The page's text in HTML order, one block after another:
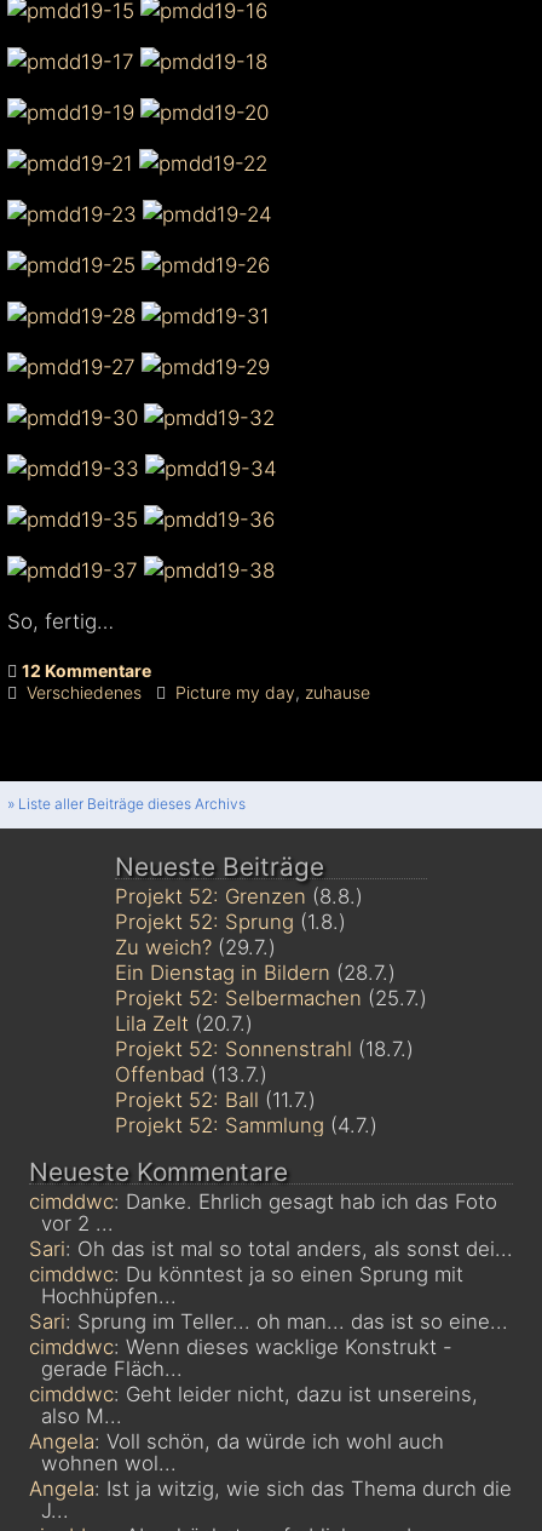
So, fertig…
12 Kommentare
Verschiedenes
Picture my day, zuhause
» Liste aller Beiträge dieses Archivs
Neueste Beiträge
Projekt 52: Grenzen (8.8.)
Projekt 52: Sprung (1.8.)
Zu weich? (29.7.)
Ein Dienstag in Bildern (28.7.)
Projekt 52: Selbermachen (25.7.)
Lila Zelt (20.7.)
Projekt 52: Sonnenstrahl (18.7.)
Offenbad (13.7.)
Projekt 52: Ball (11.7.)
Projekt 52: Sammlung (4.7.)
Neueste Kommentare
cimddwc: Danke. Ehrlich gesagt hab ich das Foto
vor 2 ...
Sari: Oh das ist mal so total anders, als sonst dei...
cimddwc: Du könntest ja so einen Sprung mit
Hochhüpfen...
Sari: Sprung im Teller... oh man... das ist so eine...
cimddwc: Wenn dieses wacklige Konstrukt -
gerade Fläch...
cimddwc: Geht leider nicht, dazu ist unsereins,
also M...
Angela: Voll schön, da würde ich wohl auch
wohnen wol...
Angela: Ist ja witzig, wie sich das Thema durch die
J...